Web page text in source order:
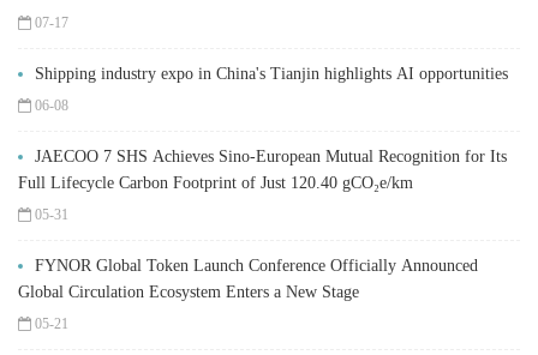
07-17
Shipping industry expo in China's Tianjin highlights AI opportunities
06-08
JAECOO 7 SHS Achieves Sino-European Mutual Recognition for Its
Full Lifecycle Carbon Footprint of Just 120.40 gCO₂e/km
05-31
FYNOR Global Token Launch Conference Officially Announced
Global Circulation Ecosystem Enters a New Stage
05-21